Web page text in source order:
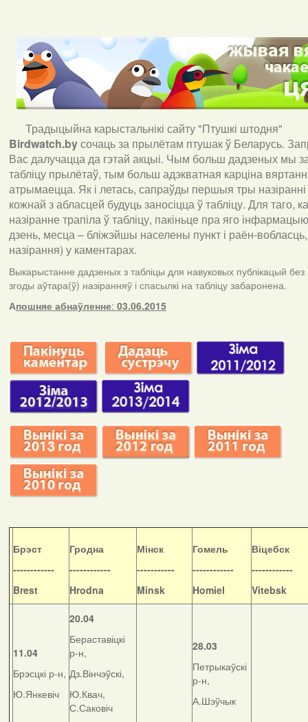
Традыцыйна карыстальнікі сайту "Птушкі штодня"
Birdwatch.byсочаць за прылётам птушак ў Беларусь.
Вас далучацца да гэтай акцыі. Чым больш дадзеных мы
табліцу прылётаў, тым больш адэкватная карціна
атрымаецца. Як і летась, сапраўды першыя тры
кожнай з абласцей будуць заносіцца ў табліцу. Для таго,
назіранне трапіла ў табліцу, пакіньце пра яго
дзень, месца – бліжэйшы населены пункт і раён-
назірання) у каментарах.
Выкарыстанне дадзеных з табліцы для навуковых публікацый без
згоды аўтара(ў) назіранняў і спасылкі на табліцу забаронена.
Апошняе абнаўленне: 03.06.2015
Брэст
------------
Brest
Гродна
------------
Hrodna
Мінск
-----------
Minsk
Гомель
------------
Homiel
Віцебск
------------
Vitebsk
11.04
Брэсцкі р-н,
Ю.Янкевіч
20.04
Бераставіцкі
р-н,
Дз.Вінчэўскі,
Ю.Квач,
С.Саковіч
28.03
Петрыкаўскі
р-н,
А.Шэўчык